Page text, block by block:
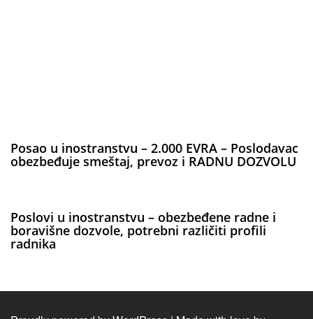
Posao u inostranstvu – 2.000 EVRA – Poslodavac
obezbeđuje smeštaj, prevoz i RADNU DOZVOLU
Poslovi u inostranstvu – obezbeđene radne i
boravišne dozvole, potrebni različiti profili
radnika